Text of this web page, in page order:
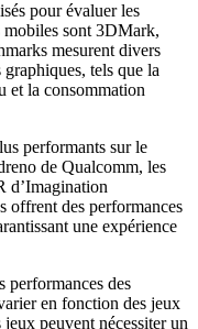
pour évaluer les
mobiles sont 3DMark,
mesurent divers
graphiques, tels que la
et la consommation
performants sur le
de Qualcomm, les
d’Imagination
offrent des performances
une expérience
performances des
en fonction des jeux
peuvent nécessiter un